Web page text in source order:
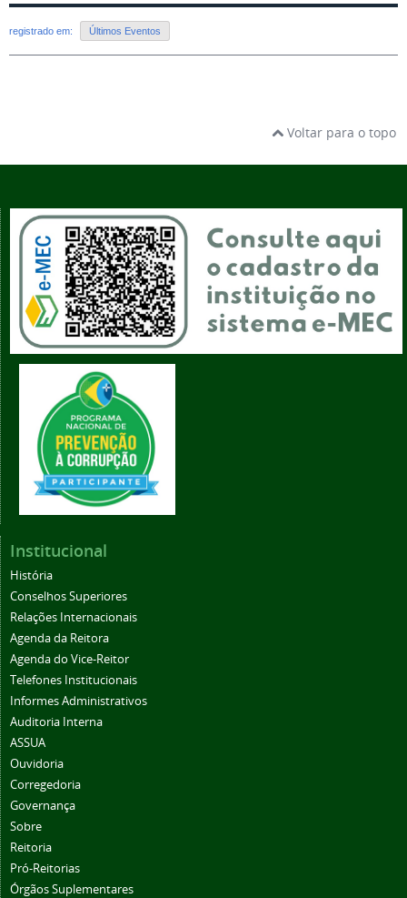
registrado em: Últimos Eventos
Voltar para o topo
Institucional
História
Conselhos Superiores
Relações Internacionais
Agenda da Reitora
Agenda do Vice-Reitor
Telefones Institucionais
Informes Administrativos
Auditoria Interna
ASSUA
Ouvidoria
Corregedoria
Governança
Sobre
Reitoria
Pró-Reitorias
Órgãos Suplementares